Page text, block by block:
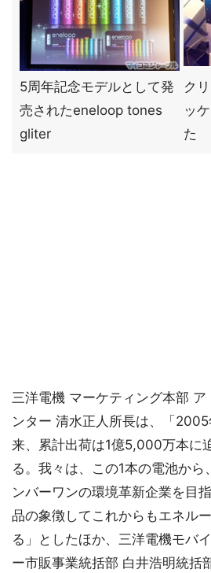
5周年記念モデルとして発
売されたeneloop tones
gliter
ク
ッ
た
三洋電機 マーケティング本部 ア
ンター 清水正人所長は、「
来、累計出荷は1億5,000万本に
る。我々は、この1本の電池か
ンバーワンの環境革新企業を目
品の象徴してこれからもエネル
る」としたほか、三洋電機モバ
ー市販事業統括部 白井浩明統括